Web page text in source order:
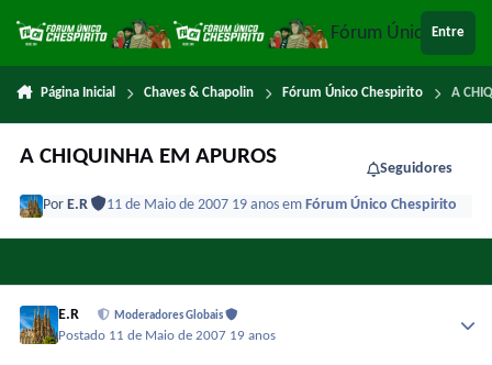
Fórum ÚnicoEntre
Página Inicial Chaves & Chapolin Fórum Único Chespirito A
A CHIQUINHA EM APUROS
Seguidores
PorE.R 11 de Maio de 2007 19 anosemFórum Único Chespirito
E.R Moderadores Globais
Postado 11 de Maio de 2007 19 anos